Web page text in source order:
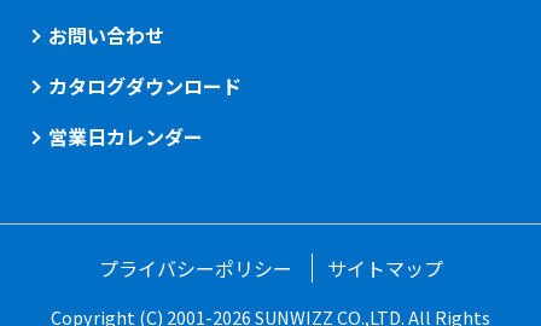
お問い合わせ
カタログダウンロード
営業日カレンダー
プライバシーポリシー サイトマップ
Copyright (C) 2001-2026 SUNWIZZ CO.,LTD. All Rights